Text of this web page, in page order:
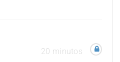
20 minutos